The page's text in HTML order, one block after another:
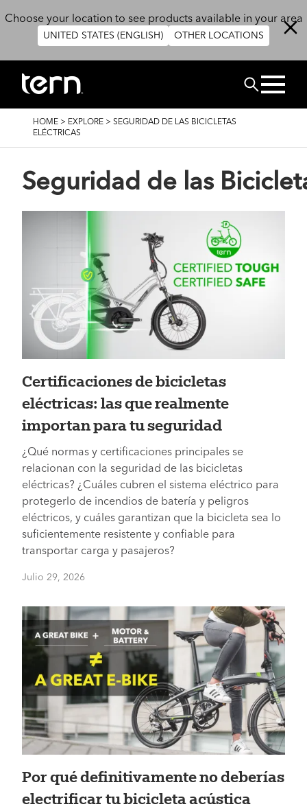
Choose your location to see products available in your area
UNITED STATES (ENGLISH) OTHER LOCATIONS
BUSCAR
BREADCRUMB
HOME > EXPLORE > SEGURIDAD DE LAS BICICLETAS
ELÉCTRICAS
Seguridad de las
Certificaciones de bicicletas
eléctricas: las que realmente
importan para tu seguridad
¿Qué normas y certificaciones principales se
relacionan con la seguridad de las bicicletas
eléctricas? ¿Cuáles cubren el sistema eléctrico para
protegerlo de incendios de batería y peligros
eléctricos, y cuáles garantizan que la bicicleta sea lo
suficientemente resistente y confiable para
transportar carga y pasajeros?
Julio 29, 2026
Por qué definitivamente no deberías
electrificar tu bicicleta acústica